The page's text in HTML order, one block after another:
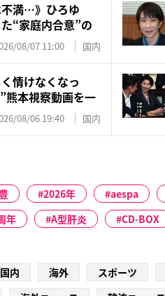
不満…》ひろゆ
“家庭内合意”の
08/07 11:00 国内
情けなくなっ
熊本視察動画を一
08/06 19:40 国内
2026年 aespa
年 A型肝炎 CD-BOX
国内 海外 スポーツ